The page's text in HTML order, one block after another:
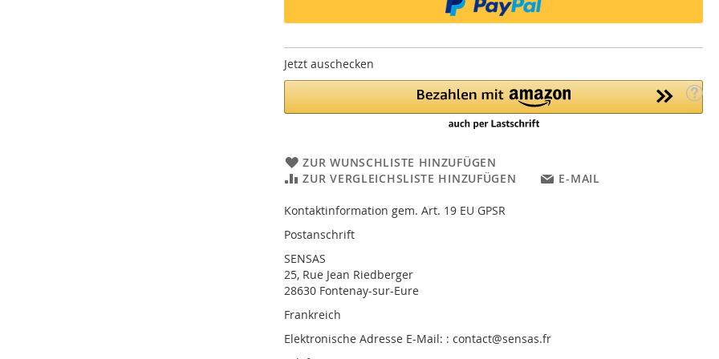
Jetzt auschecken
ZUR WUNSCHLISTE HINZUFÜGEN
ZUR VERGLEICHSLISTE HINZUFÜGEN
E-MAIL
Kontaktinformation gem. Art. 19 EU GPSR
Postanschrift
SENSAS
25, Rue Jean Riedberger
28630 Fontenay-sur-Eure
Frankreich
Elektronische Adresse E-Mail: : contact@sensas.fr